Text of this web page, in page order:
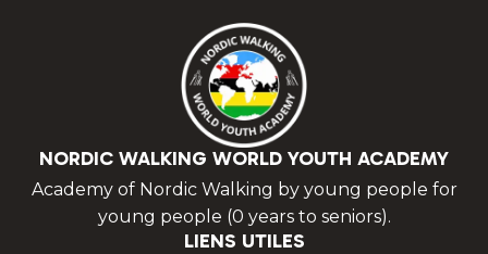
NORDIC WALKING WORLD YOUTH ACADEMY
Academy of Nordic Walking by young people for
young people (0 years to seniors).
LIENS UTILES